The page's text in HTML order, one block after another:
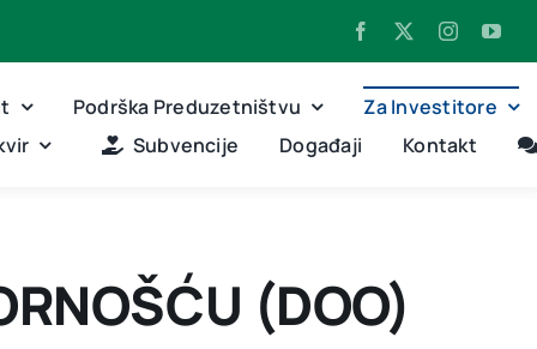
Podrška Preduzetništvu
Za Investitore
Subvencije Događaji Kontakt
(DOO)